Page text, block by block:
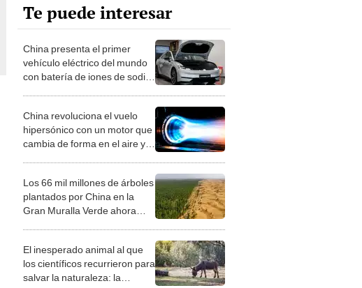
Te puede interesar
China presenta el primer
vehículo eléctrico del mundo
con batería de iones de sodio:
China revoluciona el vuelo
hipersónico con un motor que
cambia de forma en el aire y
Los 66 mil millones de árboles
plantados por China en la
Gran Muralla Verde ahora
naturales
El inesperado animal al que
los científicos recurrieron para
salvar la naturaleza: la